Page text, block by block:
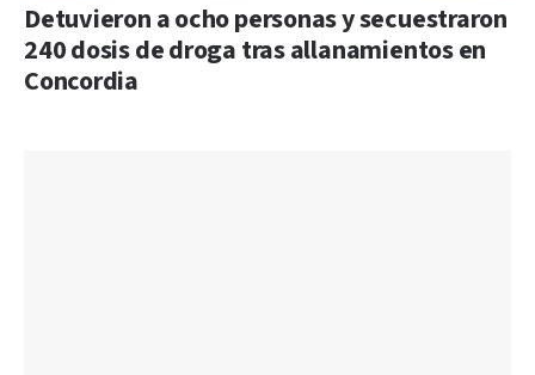
Detuvieron a ocho personas y secuestraron
240 dosis de droga tras allanamientos en
Concordia